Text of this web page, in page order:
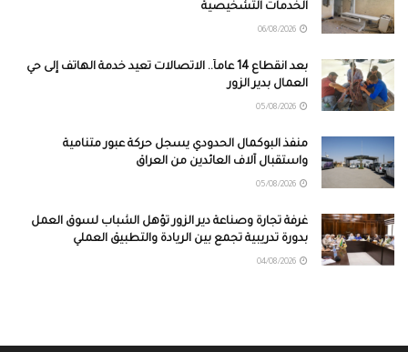
الخدمات التشخيصية
بعد انقطاع 14 عاماً.. الاتصالات تعيد خدمة الهاتف إلى حي
العمال بدير الزور
منفذ البوكمال الحدودي يسجل حركة عبور متنامية
واستقبال آلاف العائدين من العراق
غرفة تجارة وصناعة دير الزور تؤهل الشباب لسوق العمل
بدورة تدريبية تجمع بين الريادة والتطبيق العملي